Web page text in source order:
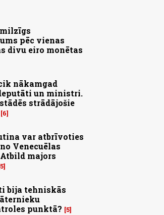
pēc vienas
divu eiro monētas
nākamgad
un ministri.
strādājošie
6
var atbrīvoties
Venecuēlas
majors
5
bija tehniskās
punktā? 5